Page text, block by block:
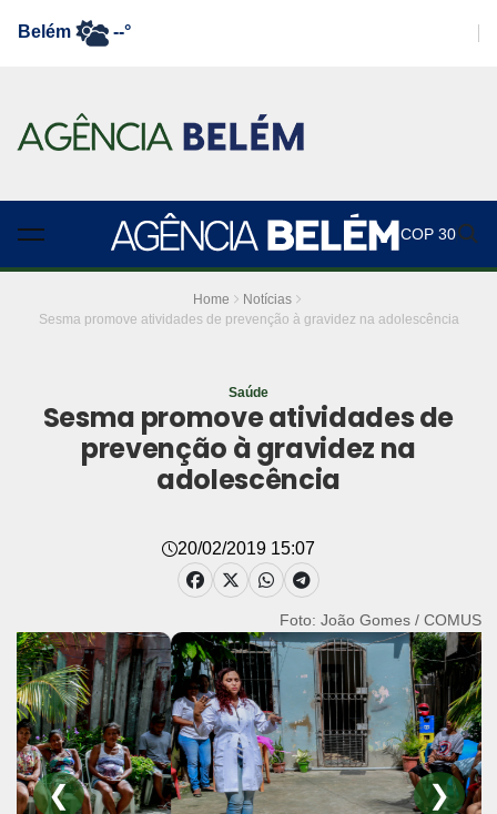
Belém --°
COP 30
Home
Notícias
Sesma promove atividades de prevenção à gravidez na adolescência
Saúde
Sesma promove atividades de
prevenção à gravidez na
adolescência
20/02/2019 15:07
Foto: João Gomes / COMUS
❮ ❯